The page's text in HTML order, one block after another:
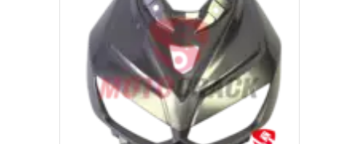
AÑADIR AL CARRITO